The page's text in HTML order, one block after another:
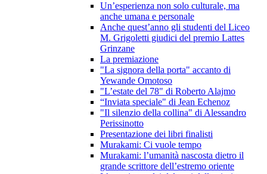
Un’esperienza non solo culturale, ma
anche umana e personale
Anche quest’anno gli studenti del Liceo
M. Grigoletti giudici del premio Lattes
Grinzane
La premiazione
"La signora della porta" accanto di
Yewande Omotoso
"L’estate del 78" di Roberto Alajmo
“Inviata speciale" di Jean Echenoz
"Il silenzio della collina" di Alessandro
Perissinotto
Presentazione dei libri finalisti
Murakami: Ci vuole tempo
Murakami: l’umanità nascosta dietro il
grande scrittore dell’estremo oriente